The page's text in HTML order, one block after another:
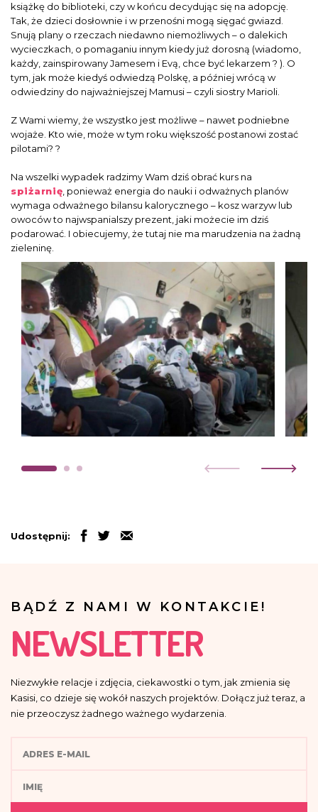
książkę do biblioteki, czy w końcu decydując się na adopcję.
Tak, że dzieci dosłownie i w przenośni mogą sięgać gwiazd.
Snują plany o rzeczach niedawno niemożliwych – o dalekich
wycieczkach, o pomaganiu innym kiedy już dorosną (wiadomo,
każdy, zainspirowany Jamesem i Evą, chce być lekarzem ? ). O
tym, jak może kiedyś odwiedzą Polskę, a później wrócą w
odwiedziny do najważniejszej Mamusi – czyli siostry Marioli.
Z Wami wiemy, że wszystko jest możliwe – nawet podniebne
wojaże. Kto wie, może w tym roku większość postanowi zostać
pilotami? ?
Na wszelki wypadek radzimy Wam dziś obrać kurs na
spiżarnię , ponieważ energia do nauki i odważnych planów
wymaga odważnego bilansu kalorycznego – kosz warzyw lub
owoców to najwspanialszy prezent, jaki możecie im dziś
podarować. I obiecujemy, że tutaj nie ma marudzenia na żadną
zieleninę.
Udostępnij:
BĄDŹ Z NAMI W KONTAKCIE!
NEWSLETTER
Niezwykłe relacje i zdjęcia, ciekawostki o tym, jak zmienia się
Kasisi, co dzieje się wokół naszych projektów. Dołącz już teraz, a
nie przeoczysz żadnego ważnego wydarzenia.